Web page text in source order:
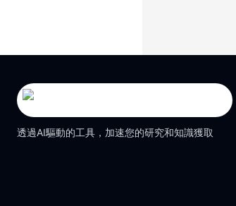
透過AI驅動的工具，加速您的研究和知識獲取